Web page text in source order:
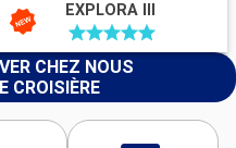
EXPLORA III
CHEZ NOUS
CROISIÈRE